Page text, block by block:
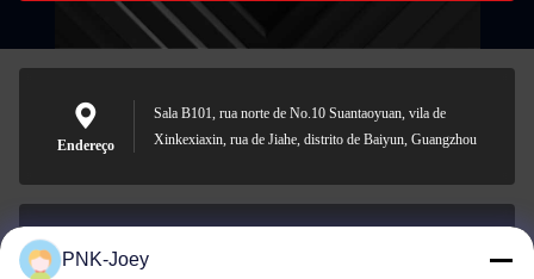
Endereço
Sala B101, rua norte de No.10 Suantaoyuan, vila de
Xinkexiaxin, rua de Jiahe, distrito de Baiyun, Guangzhou
PNK-Joey